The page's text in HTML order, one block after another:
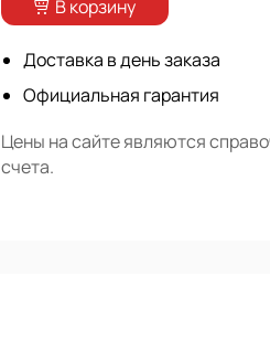
В корзину
Доставка в день заказа
Официальная гарантия
Цены на сайте являются
счета.